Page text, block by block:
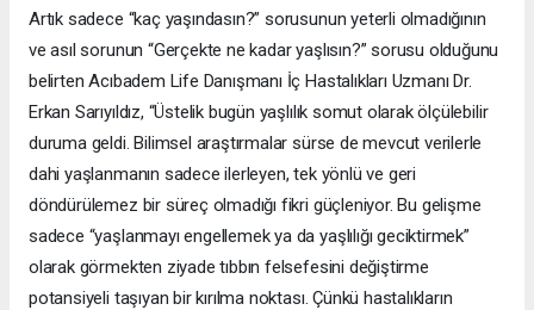
Artık sadece “kaç yaşındasın?” sorusunun yeterli olmadığının
ve asıl sorunun “Gerçekte ne kadar yaşlısın?” sorusu olduğunu
belirten Acıbadem Life Danışmanı İç Hastalıkları Uzmanı Dr.
Erkan Sarıyıldız, “Üstelik bugün yaşlılık somut olarak ölçülebilir
duruma geldi. Bilimsel araştırmalar sürse de mevcut verilerle
dahi yaşlanmanın sadece ilerleyen, tek yönlü ve geri
döndürülemez bir süreç olmadığı fikri güçleniyor. Bu gelişme
sadece “yaşlanmayı engellemek ya da yaşlılığı geciktirmek”
olarak görmekten ziyade tıbbın felsefesini değiştirme
potansiyeli taşıyan bir kırılma noktası. Çünkü hastalıkların